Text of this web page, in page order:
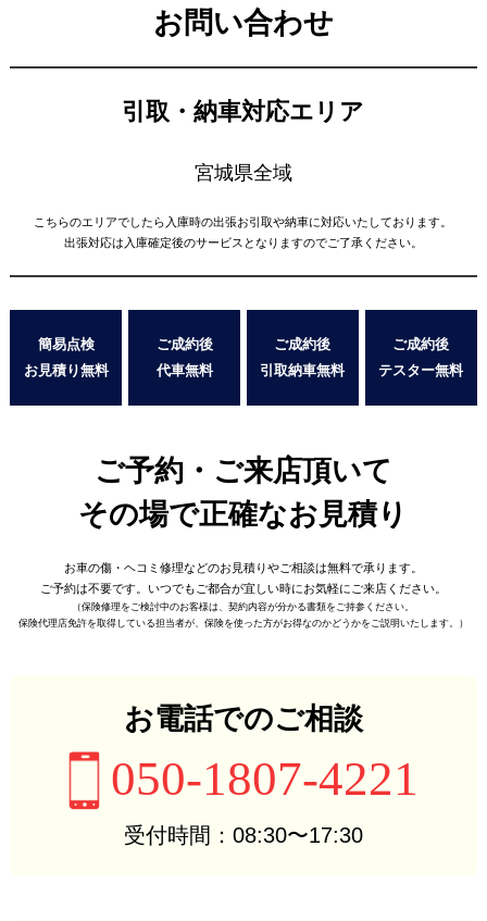
お問い合わせ
引取・納車対応エリア
宮城県全域
こちらのエリアでしたら入庫時の出張お引取や納車に対応いたしております。
出張対応は入庫確定後のサービスとなりますのでご了承ください。
簡易点検
お見積り無料
ご成約後
代車無料
ご成約後
引取納車無料
ご成約後
テスター無料
ご予約・ご来店頂いて
その場で正確なお見積り
お車の傷・ヘコミ修理などのお見積りやご相談は無料で承ります。
ご予約は不要です。 いつでもご都合が宜しい時にお気軽にご来店ください。
（保険修理をご検討中のお客様は、契約内容が分かる書類をご持参ください。
保険代理店免許を取得している担当者が、 保険を使った方がお得なのかどうかをご説明いたします。）
お電話でのご相談
050-1807-4221
受付時間：08:30〜17:30